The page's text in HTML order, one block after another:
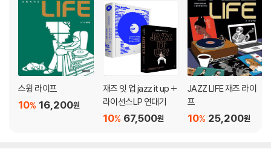
스윙 라이프
16,200원
10%
재즈 잇 업 jazz it up +
라이선스LP 연대기
67,500원
10%
JAZZ LIFE 재즈 라이
프
25,200원
10%